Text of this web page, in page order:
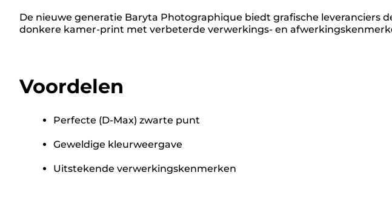
De nieuwe generatie Baryta Photographique biedt grafische
donkere kamer-print met verbeterde verwerkings- en
Voordelen
Perfecte (D-Max) zwarte punt
Geweldige kleurweergave
Uitstekende verwerkingskenmerken